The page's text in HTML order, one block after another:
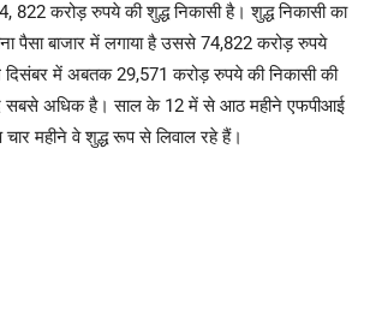
822 करोड़ रुपये की शुद्ध निकासी है। शुद्ध निकासी का
पैसा बाजार में लगाया है उससे 74,822 करोड़ रुपये
में अबतक 29,571 करोड़ रुपये की निकासी की
सबसे अधिक है। साल के 12 में से आठ महीने एफपीआई
महीने वे शुद्ध रूप से लिवाल रहे हैं।